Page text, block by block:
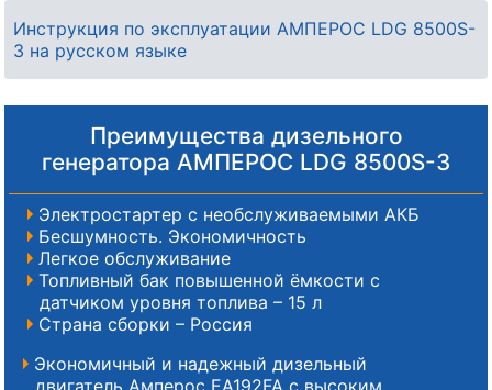
Инструкция по эксплуатации АМПЕРОС LDG 8500S-
3 на русском языке
Преимущества дизельного
генератора АМПЕРОС LDG 8500S-3
Электростартер с необслуживаемыми АКБ
Бесшумность. Экономичность
Легкое обслуживание
Топливный бак повышенной ёмкости с
датчиком уровня топлива – 15 л
Страна сборки – Россия
Экономичный и надежный дизельный
двигатель Амперос EA192FA с высоким